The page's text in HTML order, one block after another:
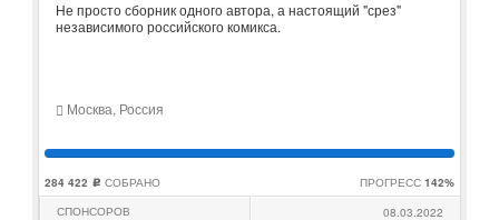
Не просто сборник одного автора, а настоящий "срез"
независимого российского комикса.
Москва, Россия
284 422 c СОБРАНО ПРОГРЕСС 142%
СПОНСОРОВ
08.03.2022